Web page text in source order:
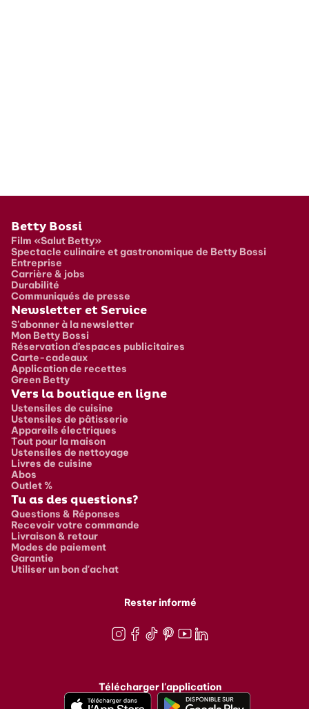
Pied de page
Betty Bossi
Film «Salut Betty»
Spectacle culinaire et gastronomique de Betty Bossi
Entreprise
Carrière & jobs
Durabilité
Communiqués de presse
Newsletter et Service
S'abonner à la newsletter
Mon Betty Bossi
Réservation d’espaces publicitaires
Carte-cadeaux
Application de recettes
Green Betty
Vers la boutique en ligne
Ustensiles de cuisine
Ustensiles de pâtisserie
Appareils électriques
Tout pour la maison
Ustensiles de nettoyage
Livres de cuisine
Abos
Outlet %
Tu as des questions?
Questions & Réponses
Recevoir votre commande
Livraison & retour
Modes de paiement
Garantie
Utiliser un bon d'achat
Rester informé
Télécharger l'application